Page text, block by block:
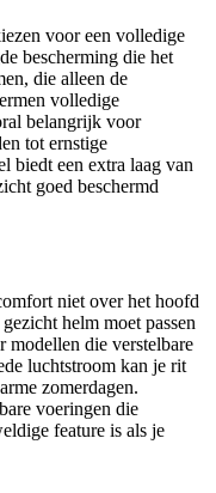
voor een volledige
bescherming die het
die alleen de
volledige
belangrijk voor
tot ernstige
biedt een extra laag van
goed beschermd
niet over het hoofd
helm moet passen
modellen die verstelbare
luchtstroom kan je rit
zomerdagen.
voeringen die
feature is als je